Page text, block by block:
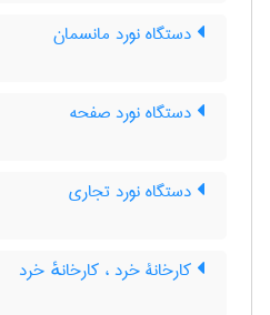
دستگاه نورد مانسمان
دستگاه نورد صفحه
دستگاه نورد تجاری
کارخانۀ خرد ، کارخانهٔ خرد